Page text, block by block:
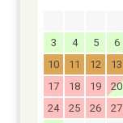
3
4 5 6
10
11 12 13
17
18 19 20
24
25 26 27